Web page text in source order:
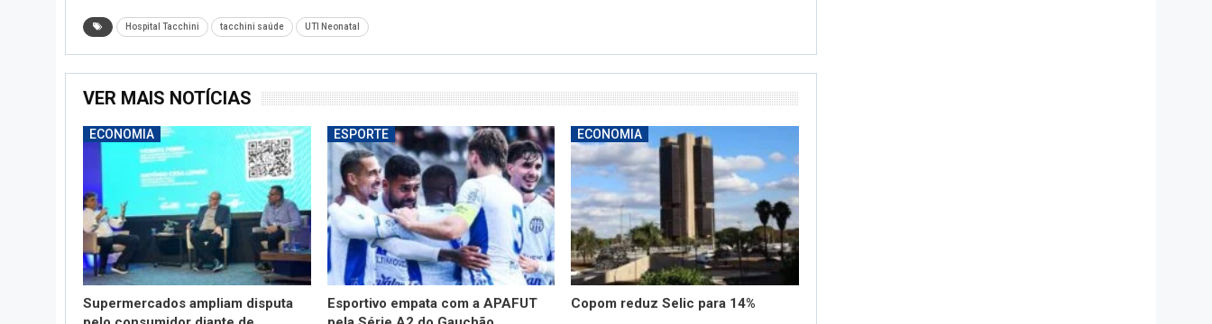
Hospital Tacchini tacchini saúde UTI Neonatal
VER MAIS NOTÍCIAS
ECONOMIA
Supermercados ampliam disputa
ESPORTE
Esportivo empata com a APAFUT
ECONOMIA
Copom reduz Selic para 14%